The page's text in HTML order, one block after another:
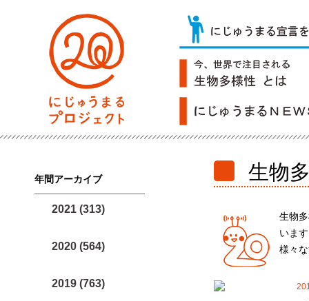
年間アーカイブ
2021 (313)
2020 (564)
2019 (763)
生物
生物
いま
様々